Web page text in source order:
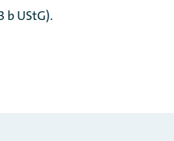
b UStG).